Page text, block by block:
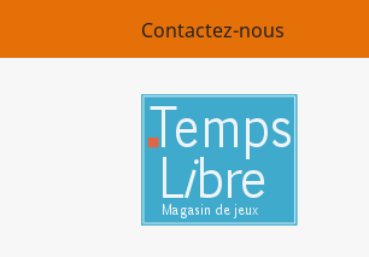
Contactez-nous